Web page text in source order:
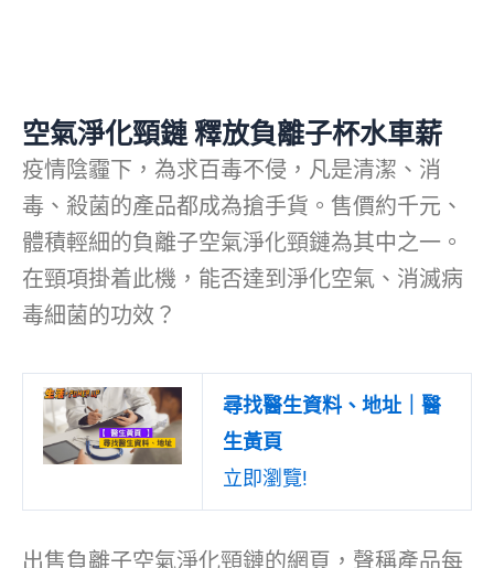
空氣淨化頸鏈 釋放負離子杯水車薪
疫情陰霾下，為求百毒不侵，凡是清潔、消
毒、殺菌的產品都成為搶手貨。售價約千元、
體積輕細的負離子空氣淨化頸鏈為其中之一。
在頸項掛着此機，能否達到淨化空氣、消滅病
毒細菌的功效？
尋找醫生資料、地址｜醫
生黃頁
立即瀏覽!
出售負離子空氣淨化頸鏈的網頁，聲稱產品每